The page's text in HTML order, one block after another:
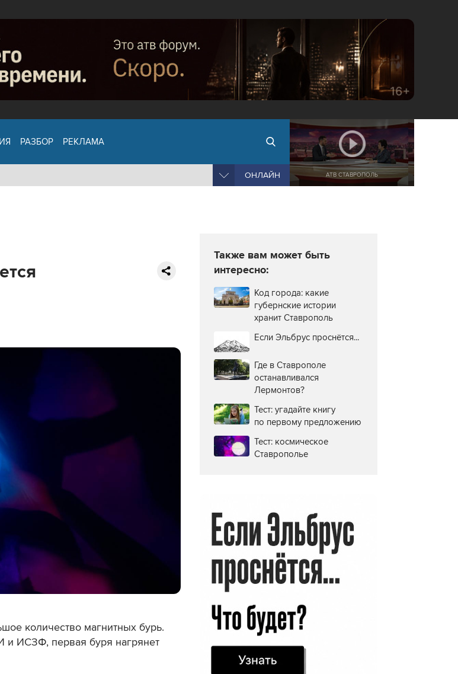
РАЗБОР РЕКЛАМА
ОНЛАЙН АТВ СТАВРОПОЛЬ
количество магнитных бурь.
и ИСЗФ, первая буря нагрянет
Также вам может быть
интересно:
Код города: какие
губернские истории
хранит Ставрополь
Если Эльбрус проснётся...
Где в Ставрополе
останавливался
Лермонтов?
Тест: угадайте книгу
по первому предложению
Тест: космическое
Ставрополье